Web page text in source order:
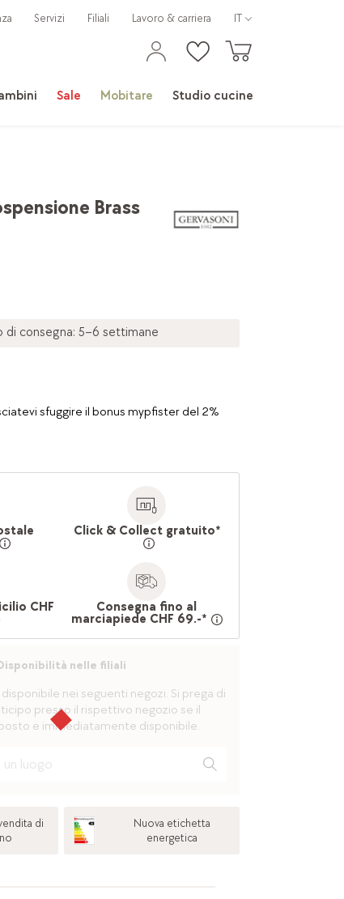
Sale Mobitare Studio cucine
Servizi Filiali Lavoro & carriera IT
Brass
di consegna: 5–6 settimane
sfuggire il bonus mypfister del 2%
Click & Collect gratuito*
CHF Consegna fino al
marciapiede CHF 69.-*
nelle filiali
nei seguenti negozi. Si prega di
presso il rispettivo negozio se il
e immediatamente disponibile.
di
Nuova etichetta
energetica